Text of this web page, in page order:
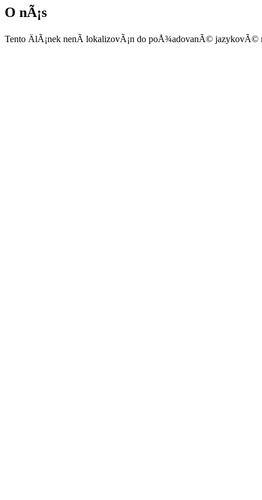
O nÃ¡s
Tento ÄlÃ¡nek nenÃ­ lokalizovÃ¡n do poÅ¾adovanÃ© jazykovÃ©